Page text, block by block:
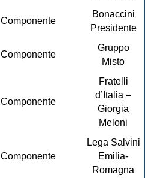
Componente
Bonaccini
Presidente
Componente
Gruppo
Misto
Componente
Fratelli
d’Italia –
Giorgia
Meloni
Componente
Lega Salvini
Emilia-
Romagna